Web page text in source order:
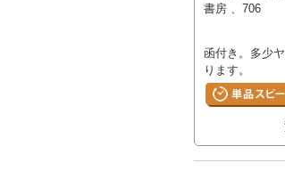
書房 、706
函付き。多少
ります。